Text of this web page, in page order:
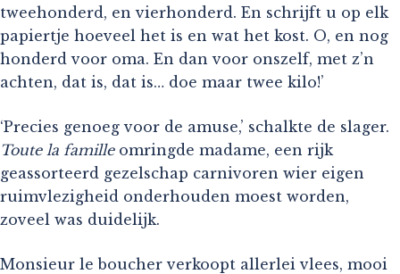
tweehonderd, en vierhonderd. En schrijft u op elk
papiertje hoeveel het is en wat het kost. O, en nog
honderd voor oma. En dan voor onszelf, met z’n
achten, dat is, dat is… doe maar twee kilo!’
‘Precies genoeg voor de amuse,’ schalkte de slager.
Toute la familleomringde madame, een rijk
geassorteerd gezelschap carnivoren wier eigen
ruimvlezigheid onderhouden moest worden,
zoveel was duidelijk.
Monsieur le boucher verkoopt allerlei vlees, mooi